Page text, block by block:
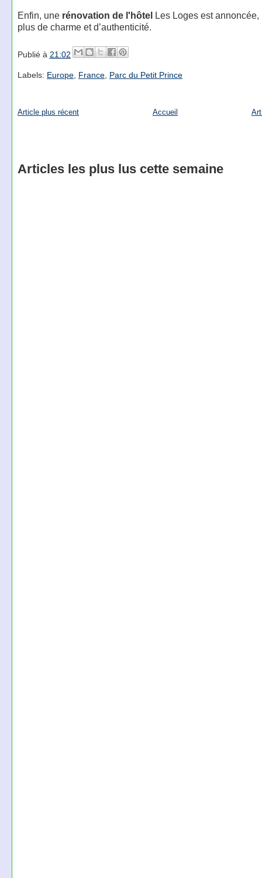
Enfin, une rénovation de l'hôtelLes Loges est annoncée,
plus de charme et d’authenticité.
Publié à 21:02
Labels: Europe, France, Parc du Petit Prince
Article plus récent Accueil
Articles les plus lus cette semaine